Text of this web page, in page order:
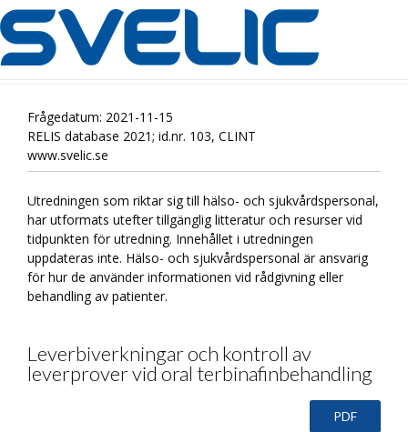
Frågedatum: 2021-11-15
RELIS database 2021; id.nr. 103, CLINT
www.svelic.se
Utredningen som riktar sig till hälso- och sjukvårdspersonal,
har utformats utefter tillgänglig litteratur och resurser vid
tidpunkten för utredning. Innehållet i utredningen
uppdateras inte. Hälso- och sjukvårdspersonal är ansvarig
för hur de använder informationen vid rådgivning eller
behandling av patienter.
Leverbiverkningar och kontroll av
leverprover vid oral terbinafinbehandling
PDF